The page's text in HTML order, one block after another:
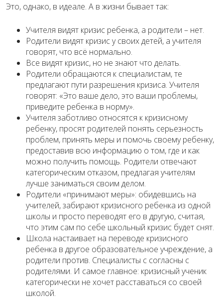
Это, однако, в идеале. А в жизни бывает так:
Учителя видят кризис ребенка, а родители – нет.
Родители видят кризис у своих детей, а учителя
говорят, что всё нормально.
Все видят кризис, но не знают что делать.
Родители обращаются к специалистам, те
предлагают пути разрешения кризиса. Учителя
говорят: «Это ваше дело, это ваши проблемы,
приведите ребенка в норму».
Учителя заботливо относятся к кризисному
ребенку, просят родителей понять серьезность
проблем, принять меры и помочь своему ребенку,
предоставив всю информацию о том, где и как
можно получить помощь. Родители отвечают
категорическим отказом, предлагая учителям
лучше заниматься своим делом.
Родители «принимают меры»: обидевшись на
учителей, забирают кризисного ребенка из одной
школы и просто переводят его в другую, считая,
что этим сам по себе школьный кризис будет снят.
Школа настаивает на переводе кризисного
ребенка в другое образовательное учреждение, а
родители против. Специалисты с согласны с
родителями. И самое главное: кризисный ученик
категорически не хочет расставаться со своей
школой.